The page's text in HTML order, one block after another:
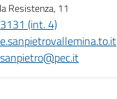
Resistenza, 11
(int. 4)